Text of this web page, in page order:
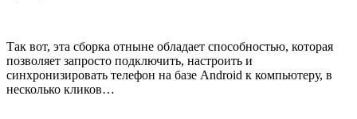
Так вот, эта сборка отныне обладает способностью, которая
позволяет запросто подключить, настроить и
синхронизировать телефон на базе Android к компьютеру, в
несколько кликов…